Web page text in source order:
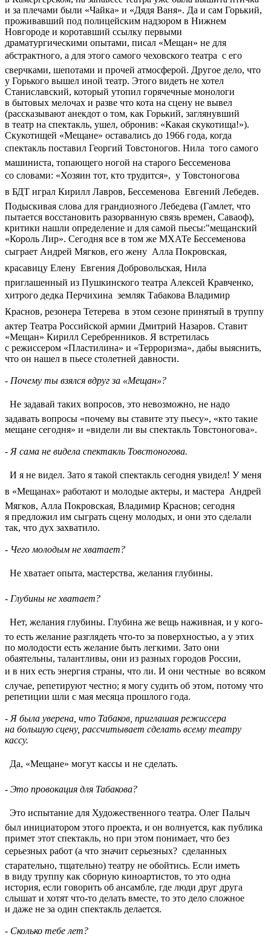
и за плечами были «Чайка» и «Дядя Ваня». Да и сам Горький,
проживавший под полицейским надзором в Нижнем
Новгороде и коротавший ссылку первыми
драматургическими опытами, писал «Мещан» не для
абстрактного, а для этого самого чеховского театра  с его
сверчками, шепотами и прочей атмосферой. Другое дело, что
у Горького вышел иной театр. Этого видеть не хотел
Станиславский, который утопил горячечные монологи
в бытовых мелочах и разве что кота на сцену не вывел
(рассказывают анекдот о том, как Горький, заглянувший
в театр на спектакль, ушел, обронив: «Какая скукотища!»).
Скукотищей «Мещане» оставались до 1966 года, когда
спектакль поставил Георгий Товстоногов. Нила  того самого
машиниста, топающего ногой на старого Бессеменова
со словами: «Хозяин тот, кто трудится»,  у Товстоногова
в БДТ играл Кирилл Лавров, Бессеменова  Евгений Лебедев.
Подыскивая слова для грандиозного Лебедева (Гамлет, что
пытается восстановить разорванную связь времен, Саваоф),
критики нашли определение и для самой пьесы:"мещанский
«Король Лир». Сегодня все в том же МХАТе Бессеменова
сыграет Андрей Мягков, его жену  Алла Покровская,
красавицу Елену  Евгения Добровольская, Нила 
приглашенный из Пушкинского театра Алексей Кравченко,
хитрого дедка Перчихина  земляк Табакова Владимир
Краснов, резонера Тетерева  в этом сезоне принятый в труппу
актер Театра Российской армии Дмитрий Назаров. Ставит
«Мещан» Кирилл Серебренников. Я встретилась
с режиссером «Пластилина» и «Терроризма», дабы выяснить,
что он нашел в пьесе столетней давности.
- Почему ты взялся вдруг за «Мещан»?
 Не задавай таких вопросов, это невозможно, не надо
задавать вопросы «почему вы ставите эту пьесу», «кто такие
мещане сегодня» и «видели ли вы спектакль Товстоногова».
- Я сама не видела спектакль Товстоногова.
 И я не видел. Зато я такой спектакль сегодня увидел! У меня
в «Мещанах» работают и молодые актеры, и мастера  Андрей
Мягков, Алла Покровская, Владимир Краснов; сегодня
я предложил им сыграть сцену молодых, и они это сделали
так, что дух захватило.
- Чего молодым не хватает?
 Не хватает опыта, мастерства, желания глубины.
- Глубины не хватает?
 Нет, желания глубины. Глубина же вещь наживная, и у кого-
то есть желание разглядеть что-то за поверхностью, а у этих
по молодости есть желание быть легкими. Зато они
обаятельны, талантливы, они из разных городов России,
и в них есть энергия страны, что ли. И они честные  во всяком
случае, репетируют честно; я могу судить об этом, потому что
репетиции шли с мая месяца прошлого года.
- Я была уверена, что Табаков, приглашая режиссера
на большую сцену, рассчитывает сделать всему театру
кассу.
 Да, «Мещане» могут кассы и не сделать.
- Это провокация для Табакова?
 Это испытание для Художественного театра. Олег Палыч
был инициатором этого проекта, и он волнуется, как публика
примет этот спектакль, но при этом понимает, что без
серьезных работ (а что значит серьезных?  сделанных
старательно, тщательно) театру не обойтись. Если иметь
в виду труппу как сборную киноартистов, то это одна
история, если говорить об ансамбле, где люди друг друга
слышат и хотят что-то делать вместе, то это дело сложное
и даже не за один спектакль делается.
- Сколько тебе лет?